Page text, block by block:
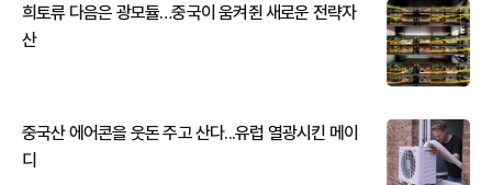
희토류 다음은 광모듈…중국이 움켜쥔 새로운 전략자
산
중국산 에어콘을 웃돈 주고 산다...유럽 열광시킨 메이
디